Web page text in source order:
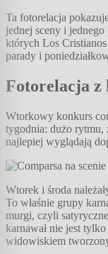
Ta fotorelacja
jednej sceny i
których Los Cristianos
parady i
Fotorelacja z
Wtorkowy konkurs
tygodnia: dużo rytmu,
najlepiej wyglądają
Wtorek i środa
To właśnie grupy
murgi, czyli
karnawał nie jest
widowiskiem